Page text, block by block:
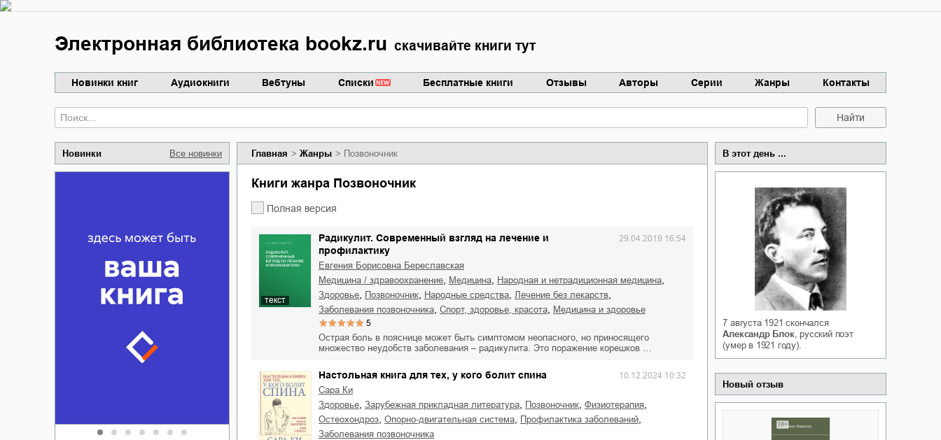
Электронная библиотека bookz.ru скачивайте книги тут
Новинки книг Аудиокниги Вебтуны Списки Бесплатные книги Отзывы Авторы Серии Жанры Контакты
Найти
Новинки Все новинки
Забытая земля Новоросии:
о судьбе Кировоградской
области
Забытая земля Новоросии:
области
Ольга Вечная
Белая ворона на факультете
Теней
Оксана Гринберга
Главная Жанры Позвоночник
Книги жанра Позвоночник
Полная версия
текст
Радикулит. Современный взгляд на лечение и
профилактику
29.04.2019 16:54
Евгения Борисовна Береславская
медицина / здравоохранение
медицина народная и нетрадиционная медицина
здоровье позвоночник народные средства лечение без лекарств
заболевания позвоночника спорт, здоровье, красота медицина и здоровье
5
Острая боль в пояснице может быть симптомом неопасного, но приносящего
множество неудобств заболевания – радикулита. Это поражение корешков …
Настольная книга для тех, у кого болит спина 10.12.2024 10:32
Сара Ки
здоровье
зарубежная прикладная литература позвоночник физиотерапия
остеохондроз опорно-двигательная система профилактика заболеваний
заболевания позвоночника
В этот день ...
7 августа 1921 скончался
Александр Блок, русский поэт
(умер в 1921 году).
Новый отзыв